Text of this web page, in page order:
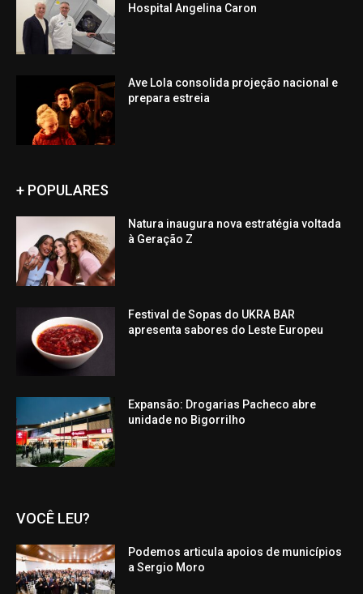
Hospital Angelina Caron
Ave Lola consolida projeção nacional e
prepara estreia
+ POPULARES
Natura inaugura nova estratégia voltada
à Geração Z
Festival de Sopas do UKRA BAR
apresenta sabores do Leste Europeu
Expansão: Drogarias Pacheco abre
unidade no Bigorrilho
VOCÊ LEU?
Podemos articula apoios de municípios
a Sergio Moro